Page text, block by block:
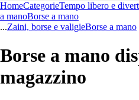
HomeCategorieTempo libero e
a manoBorse a mano
...Zaini, borse e valigieBorse a mano
Borse a mano
magazzino